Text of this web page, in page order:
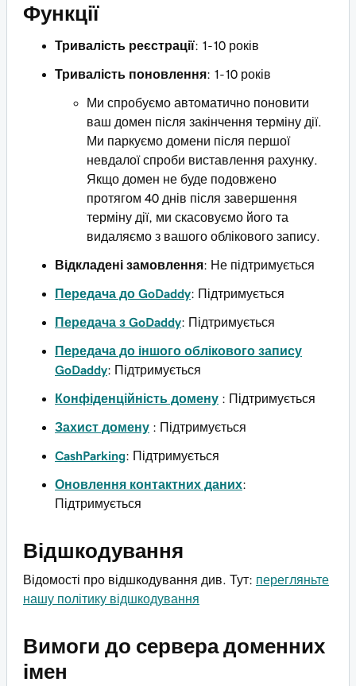
Функції
Тривалість реєстрації: 1-10 років
Тривалість поновлення: 1-10 років
Ми спробуємо автоматично поновити
ваш домен після закінчення терміну дії.
Ми паркуємо домени після першої
невдалої спроби виставлення рахунку.
Якщо домен не буде подовжено
протягом 40 днів після завершення
терміну дії, ми скасовуємо його та
видаляємо з вашого облікового запису.
Відкладені замовлення: Не підтримується
Передача до GoDaddy: Підтримується
Передача з GoDaddy: Підтримується
Передача до іншого облікового запису
GoDaddy: Підтримується
Конфіденційність домену : Підтримується
Захист домену : Підтримується
CashParking: Підтримується
Оновлення контактних даних:
Підтримується
Відшкодування
Відомості про відшкодування див. Тут: перегляньте
нашу політику відшкодування
Вимоги до сервера доменних
імен